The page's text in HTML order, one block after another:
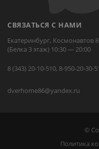
СВЯЗАТЬСЯ С НАМИ
Екатеринбург, Космонавтов
(Белка 3 этаж) 10:30 — 20:00
8 (343) 20-10-510, 8-950-20-30-
dverhome86@yandex.ru
©
Политика